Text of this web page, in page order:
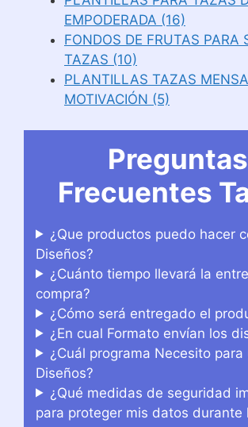
EMPODERADA (16)
FONDOS DE FRUTAS PARA
TAZAS (10)
PLANTILLAS TAZAS
MOTIVACIÓN (5)
Preguntas
Frecuentes
¿Que productos puedo hacer
Diseños?
¿Cuánto tiempo llevará la
compra?
¿Cómo será entregado el
¿En cual Formato envían los
¿Cuál programa Necesito para
Diseños?
¿Qué medidas de seguridad
para proteger mis datos durante